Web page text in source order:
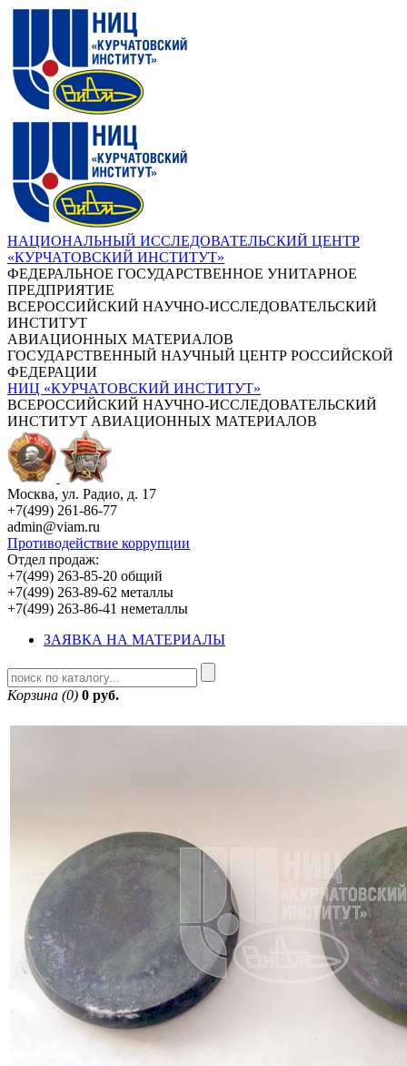
НАЦИОНАЛЬНЫЙ ИССЛЕДОВАТЕЛЬСКИЙ ЦЕНТР
«КУРЧАТОВСКИЙ ИНСТИТУТ»
ФЕДЕРАЛЬНОЕ ГОСУДАРСТВЕННОЕ УНИТАРНОЕ
ПРЕДПРИЯТИЕ
ВСЕРОССИЙСКИЙ НАУЧНО-ИССЛЕДОВАТЕЛЬСКИЙ
ИНСТИТУТ
АВИАЦИОННЫХ МАТЕРИАЛОВ
ГОСУДАРСТВЕННЫЙ НАУЧНЫЙ ЦЕНТР РОССИЙСКОЙ
ФЕДЕРАЦИИ
НИЦ «КУРЧАТОВСКИЙ ИНСТИТУТ»
ВСЕРОССИЙСКИЙ НАУЧНО-ИССЛЕДОВАТЕЛЬСКИЙ
ИНСТИТУТ АВИАЦИОННЫХ МАТЕРИАЛОВ
Москва, ул. Радио, д. 17
+7(499) 261-86-77
admin@viam.ru
Противодействие коррупции
Отдел продаж:
+7(499) 263-85-20 общий
+7(499) 263-89-62 металлы
+7(499) 263-86-41 неметаллы
ЗАЯВКА НА МАТЕРИАЛЫ
Корзина (0) 0 руб.